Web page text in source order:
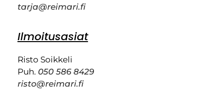
tarja@reimari.fi
Ilmoitusasiat
Risto Soikkeli
Puh. 050 586 8429
risto@reimari.fi